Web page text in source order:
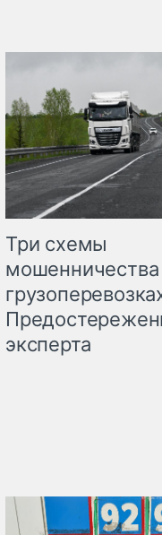
Три схемы
мошенничества
эксперта